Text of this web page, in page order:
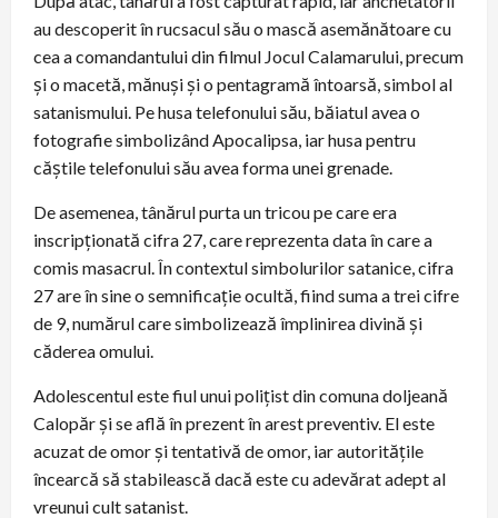
au descoperit în rucsacul său o mască asemănătoare cu
cea a comandantului din filmul Jocul Calamarului, precum
și o macetă, mănuși și o pentagramă întoarsă, simbol al
satanismului. Pe husa telefonului său, băiatul avea o
fotografie simbolizând Apocalipsa, iar husa pentru
căștile telefonului său avea forma unei grenade.
De asemenea, tânărul purta un tricou pe care era
inscripționată cifra 27, care reprezenta data în care a
comis masacrul. În contextul simbolurilor satanice, cifra
27 are în sine o semnificație ocultă, fiind suma a trei cifre
de 9, numărul care simbolizează împlinirea divină și
căderea omului.
Adolescentul este fiul unui polițist din comuna doljeană
Calopăr și se află în prezent în arest preventiv. El este
acuzat de omor și tentativă de omor, iar autoritățile
încearcă să stabilească dacă este cu adevărat adept al
vreunui cult satanist.